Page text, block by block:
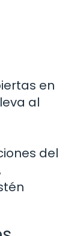
en
al
del